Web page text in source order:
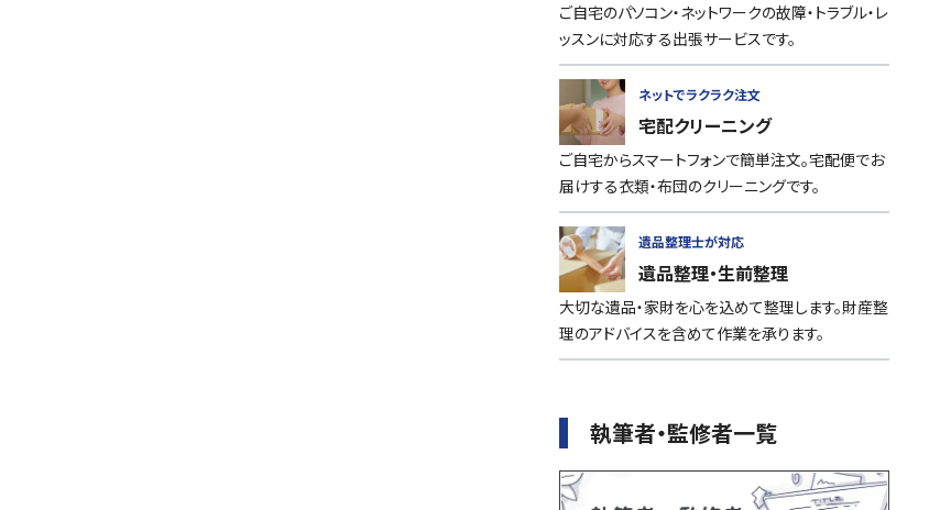
ご自宅のパソコン・ネットワークの故障・トラブル・レ
ッスンに対応する出張サービスです。
ご自宅からスマートフォンで簡単注文。宅配便でお
届けする衣類・布団のクリーニングです。
ネットでラクラク注文
宅配クリーニング
大切な遺品・家財を心を込めて整理します。財産整
理のアドバイスを含めて作業を承ります。
遺品整理士が対応
遺品整理・生前整理
執筆者・監修者一覧